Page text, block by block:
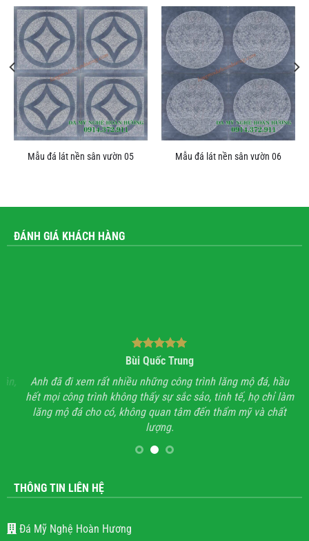
Mẫu đá lát nền sân vườn 05 Mẫu đá lát nền sân vườn 06
ĐÁNH GIÁ KHÁCH HÀNG
Bùi Quốc Trung
Anh đã đi xem rất nhiều những công trình lăng mộ đá, hầu
hết mọi công trình không thấy sự sắc sảo, tinh tế, họ chỉ làm
lăng mộ đá cho có, không quan tâm đến thẩm mỹ và chất
lượng.
THÔNG TIN LIÊN HỆ
Đá Mỹ Nghệ Hoàn Hương